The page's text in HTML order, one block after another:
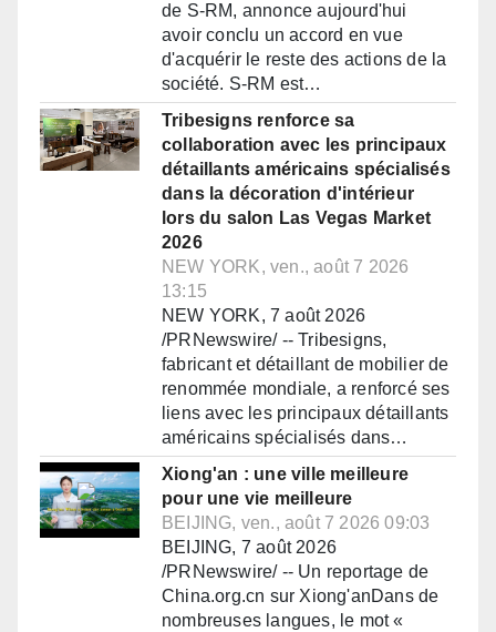
de S-RM, annonce aujourd'hui
avoir conclu un accord en vue
d'acquérir le reste des actions de la
société. S-RM est…
Tribesigns renforce sa
collaboration avec les principaux
détaillants américains spécialisés
dans la décoration d'intérieur
lors du salon Las Vegas Market
2026
NEW YORK, ven., août 7 2026
13:15
NEW YORK, 7 août 2026
/PRNewswire/ -- Tribesigns,
fabricant et détaillant de mobilier de
renommée mondiale, a renforcé ses
liens avec les principaux détaillants
américains spécialisés dans…
Xiong'an : une ville meilleure
pour une vie meilleure
BEIJING, ven., août 7 2026 09:03
BEIJING, 7 août 2026
/PRNewswire/ -- Un reportage de
China.org.cn sur Xiong'anDans de
nombreuses langues, le mot «